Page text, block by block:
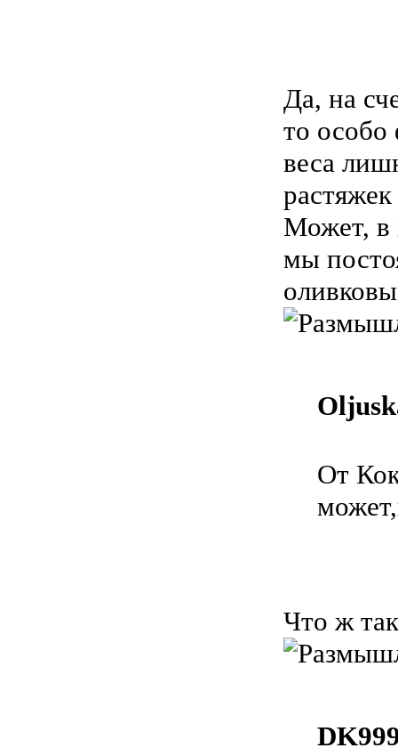
Да, на
то особо
веса
Может, в
мы
От
Что ж